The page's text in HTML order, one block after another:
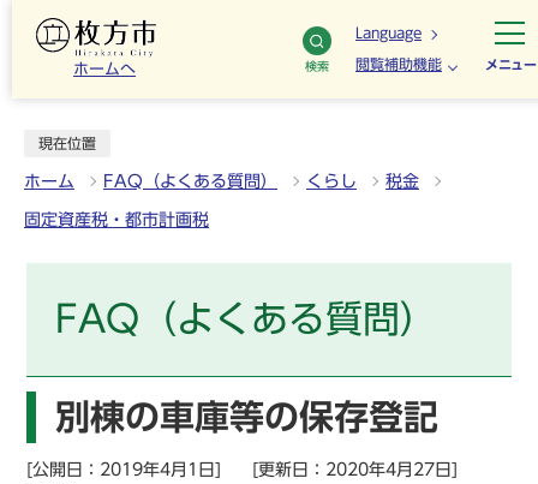
ホームへ 検索
Language
閲覧補助機能 メニュー
現在位置
ホーム FAQ（よくある質問） くらし 税金
固定資産税・都市計画税
FAQ（よくある質問）
別棟の車庫等の保存登記
[公開日：2019年4月1日]
[更新日：2020年4月27日]